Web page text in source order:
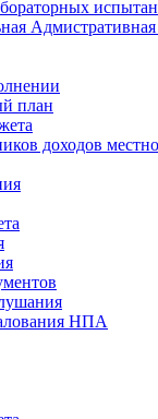
план
доходов
НПА